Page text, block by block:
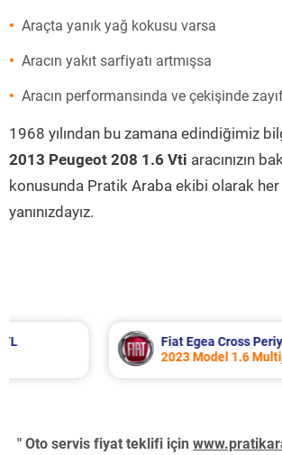
Araçta yanık yağ kokusu varsa
Aracın yakıt sarfiyatı artmışsa
Aracın performansında ve çekişinde
1968 yılından bu zamana edindiğimiz
2013 Peugeot 208 1.6 Vti aracınızın
konusunda Pratik Araba ekibi olarak
yanınızdayız.
Fiat Egea Cross Periyodik
2023 Model 1.6 Multijet Motor
" Oto servis fiyat teklifi için